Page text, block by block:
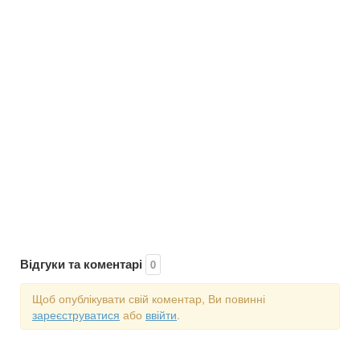
Відгуки та коментарі 0
Щоб опублікувати свій коментар, Ви повинні
зареєструватися або ввійти.